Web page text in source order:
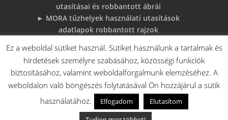
utasításai és robbantott ábrái
► MORA tűzhelyek használati utasítások
adatlapok robbantott rajzok
megoldások
► 6 gyakori sütő hiba, és megoldások
♦Gorenje Háztartásigépek adattábláiról:
Ez a weboldal sütiket használ. Sütiket használunk a tartalmak és
hirdetések személyre szabásához, közösségi funkciók
biztosításához, valamint weboldalforgalmunk elemzéséhez. A
weboldalon való böngészés folytatásával Ön hozzájárul a sütik
használatához.
Elfogadom
Elutasítom